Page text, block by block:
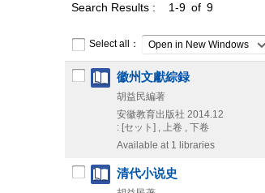
Search Results 1-9 of 9
Select all： Open in New Windows
徽州文獻綜録
胡益民編著
安徽教育出版社 2014.12
: [セット] , 上卷 , 下卷
Available at 1 libraries
清代小说史